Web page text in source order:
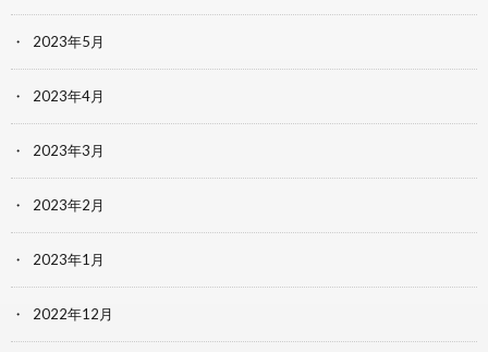
2023年5月
2023年4月
2023年3月
2023年2月
2023年1月
2022年12月